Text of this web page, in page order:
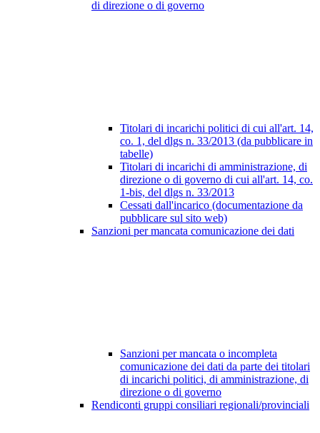
di direzione o di governo
Titolari di incarichi politici di cui all'art. 14,
co. 1, del dlgs n. 33/2013 (da pubblicare in
tabelle)
Titolari di incarichi di amministrazione, di
direzione o di governo di cui all'art. 14, co.
1-bis, del dlgs n. 33/2013
Cessati dall'incarico (documentazione da
pubblicare sul sito web)
Sanzioni per mancata comunicazione dei dati
Sanzioni per mancata o incompleta
comunicazione dei dati da parte dei titolari
di incarichi politici, di amministrazione, di
direzione o di governo
Rendiconti gruppi consiliari regionali/provinciali